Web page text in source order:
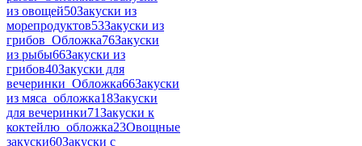
из овощей50Закуски из
морепродуктов53Закуски из
грибов_Обложка76Закуски
из рыбы66Закуски из
грибов40Закуски для
вечеринки_Обложка66Закуски
из мяса_обложка18Закуски
для вечеринки71Закуски к
коктейлю_обложка23Овощные
закуски60Закуски с